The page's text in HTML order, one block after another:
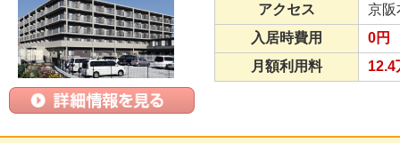
アクセス
京阪
入居時費用
0円
月額利用料
12.4